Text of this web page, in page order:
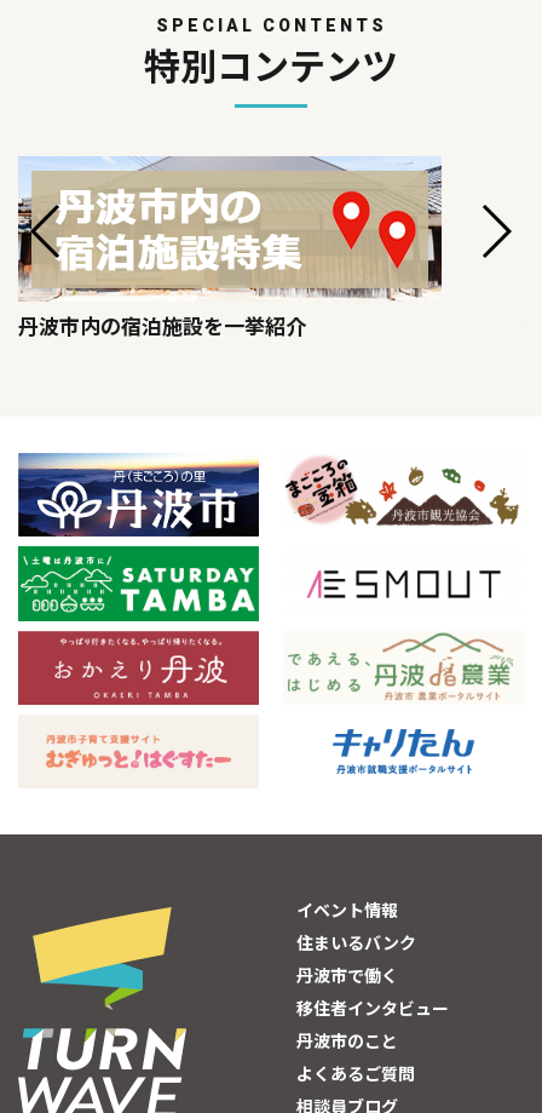
SPECIAL CONTENTS
特別コンテンツ
丹波市内の宿泊施設を一挙紹介
イベント情報
住まいるバンク
丹波市で働く
移住者インタビュー
丹波市のこと
よくあるご質問
相談員ブログ